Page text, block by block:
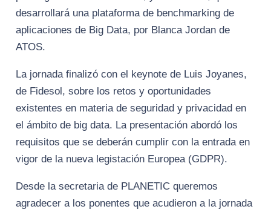
desarrollará una plataforma de benchmarking de
aplicaciones de Big Data, por Blanca Jordan de
ATOS.
La jornada finalizó con el keynote de Luis Joyanes,
de Fidesol, sobre los retos y oportunidades
existentes en materia de seguridad y privacidad en
el ámbito de big data. La presentación abordó los
requisitos que se deberán cumplir con la entrada en
vigor de la nueva legistación Europea (GDPR).
Desde la secretaria de PLANETIC queremos
agradecer a los ponentes que acudieron a la jornada